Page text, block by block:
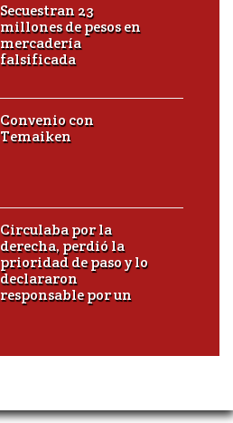
Secuestran 23
millones de pesos en
mercadería
falsificada
Convenio con
Temaiken
Circulaba por la
derecha, perdió la
prioridad de paso y lo
declararon
responsable por un